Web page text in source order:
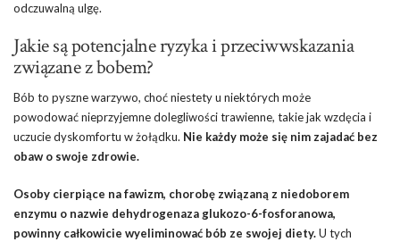
odczuwalną ulgę.
Jakie są potencjalne ryzyka i przeciwwskazania
związane z bobem?
Bób to pyszne warzywo, choć niestety u niektórych może
powodować nieprzyjemne dolegliwości trawienne, takie jak wzdęcia i
uczucie dyskomfortu w żołądku. Nie każdy może się nim zajadać bez
obaw o swoje zdrowie.
Osoby cierpiące na fawizm, chorobę związaną z niedoborem
enzymu o nazwie dehydrogenaza glukozo-6-fosforanowa,
powinny całkowicie wyeliminować bób ze swojej diety.U tych